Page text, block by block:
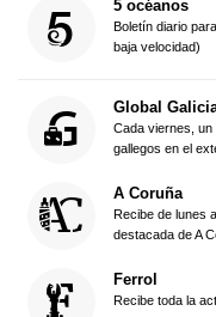
5 océanos
Boletín diario
baja velocidad)
Global
Cada viernes, un
gallegos en el
A Coruña
Recibe de lunes
destacada de A
Ferrol
Recibe toda la